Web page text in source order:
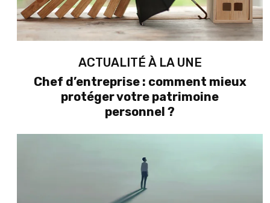
ACTUALITÉ À LA UNE
Chef d’entreprise : comment mieux
protéger votre patrimoine
personnel ?